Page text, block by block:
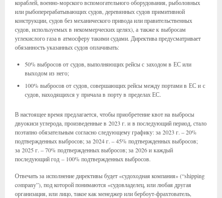
кораблей, военно-морского вспомогательного оборудования, рыболовных
или рыбоперерабатывающих судов, деревянных судов примитивной
конструкции, судов без механического привода или правительственных
судов, используемых в некоммерческих целях), а также к выбросам
углекислого газа в атмосферу такими судами. Директива предусматривает
обязанность указанных судов оплачивать:
50% выбросов от судов, выполняющих рейсы с заходом в ЕС или
выходом из него;
100% выбросов от судов, совершающих рейсы между портами в ЕС и с
судов, находящихся у причала в порту в пределах ЕС.
В настоящее время предлагается, чтобы приобретение квот на выбросы
двуокиси углерода, произведенные в 2023 г. и в последующий период, стало
поэтапно обязательным согласно следующему графику: за 2023 г. – 20%
подтвержденных выбросов; за 2024 г. – 45% подтвержденных выбросов;
за 2025 г. – 70% подтвержденных выбросов; за 2026 и каждый
последующий год – 100% подтвержденных выбросов.
Отвечать за исполнение директивы будет «судоходная компания» (“shipping
company”), под которой понимаются «судовладелец, или любая другая
организация, или лицо, такое как менеджер или бербоут-фрахтователь,